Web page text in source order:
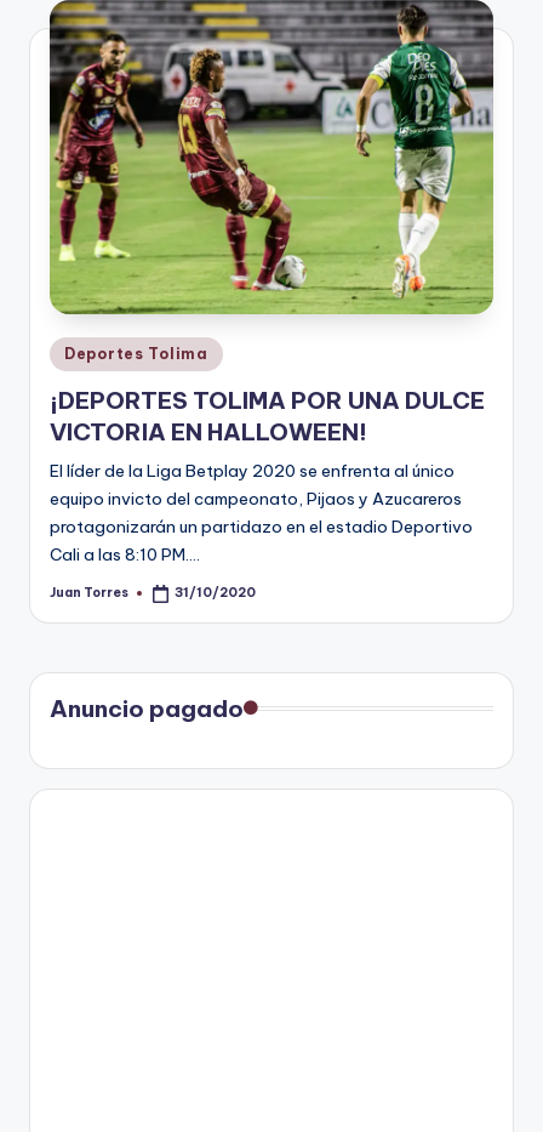
V
n
o
ti
n
o
Publicado
en
Deportes Tolima
¡DEPORTES TOLIMA POR UNA DULCE
VICTORIA EN HALLOWEEN!
El líder de la Liga Betplay 2020 se enfrenta al único
equipo invicto del campeonato, Pijaos y Azucareros
protagonizarán un partidazo en el estadio Deportivo
Cali a las 8:10 PM.…
Publicado
Juan Torres 31/10/2020
Anuncio pagado